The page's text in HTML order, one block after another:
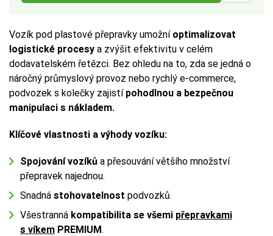
Vozík pod plastové přepravky umožní optimalizovat
logistické procesy a zvýšit efektivitu v celém
dodavatelském řetězci. Bez ohledu na to, zda se jedná o
náročný průmyslový provoz nebo rychlý e-commerce,
podvozek s kolečky zajistí pohodlnou a bezpečnou
manipulaci s nákladem.
Klíčové vlastnosti a výhody vozíku:
Spojování vozíků a přesouvání většího množství
přepravek najednou.
Snadná stohovatelnost podvozků.
Všestranná kompatibilita se všemi přepravkami
s víkem PREMIUM.